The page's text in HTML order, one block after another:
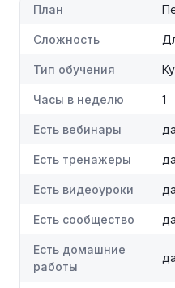
План
Сложность
Тип обучения
Часы в неделю 1
Есть вебинары да
Есть тренажеры да
Есть видеоуроки да
Есть сообщество да
Есть домашние
работы
да